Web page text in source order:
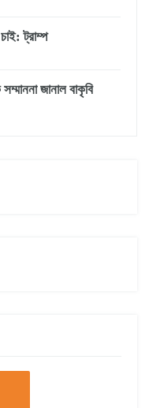
ট্রাম্প
জানাল বাকৃবি